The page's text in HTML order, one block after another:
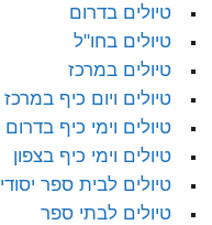
טיולים בדרום
טיולים בחו"ל
טיולים במרכז
טיולים ויום כיף במרכז
טיולים וימי כיף בדרום
טיולים וימי כיף בצפון
טיולים לבית ספר יסודי
טיולים לבתי ספר